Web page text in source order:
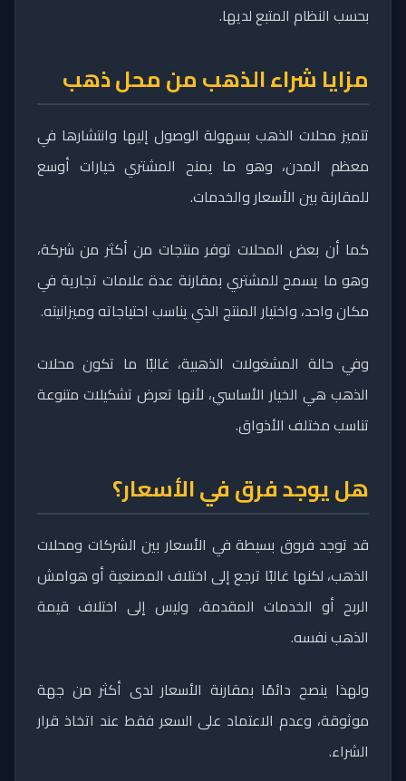
بحسب النظام المتبع لديها.
مزايا شراء الذهب من محل ذهب
تتميز محلات الذهب بسهولة الوصول إليها وانتشارها في
معظم المدن، وهو ما يمنح المشتري خيارات أوسع
للمقارنة بين الأسعار والخدمات.
كما أن بعض المحلات توفر منتجات من أكثر من شركة،
وهو ما يسمح للمشتري بمقارنة عدة علامات تجارية في
مكان واحد، واختيار المنتج الذي يناسب احتياجاته وميزانيته.
وفي حالة المشغولات الذهبية، غالبًا ما تكون محلات
الذهب هي الخيار الأساسي، لأنها تعرض تشكيلات متنوعة
تناسب مختلف الأذواق.
هل يوجد فرق في الأسعار؟
قد توجد فروق بسيطة في الأسعار بين الشركات ومحلات
الذهب، لكنها غالبًا ترجع إلى اختلاف المصنعية أو هوامش
الربح أو الخدمات المقدمة، وليس إلى اختلاف قيمة
الذهب نفسه.
ولهذا ينصح دائمًا بمقارنة الأسعار لدى أكثر من جهة
موثوقة، وعدم الاعتماد على السعر فقط عند اتخاذ قرار
الشراء.